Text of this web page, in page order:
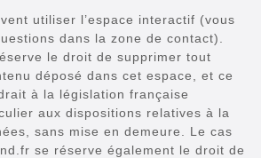
utiliser l’espace interactif (vous
dans la zone de contact).
le droit de supprimer tout
déposé dans cet espace, et ce
à la législation française
aux dispositions relatives à la
sans mise en demeure. Le cas
se réserve également le droit de